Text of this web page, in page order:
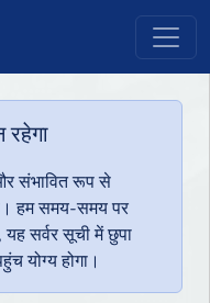
संभावित रूप से
हम समय-समय पर
सर्वर सूची में छुपा
योग्य होगा।